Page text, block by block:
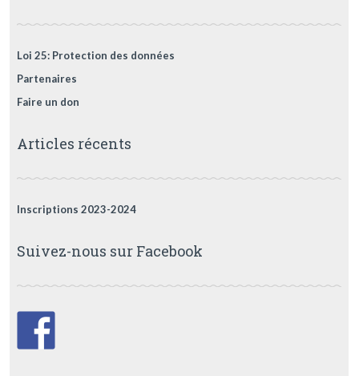
Loi 25: Protection des données
Partenaires
Faire un don
Articles récents
Inscriptions 2023-2024
Suivez-nous sur Facebook